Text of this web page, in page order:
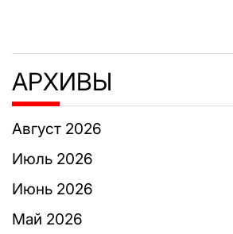
АРХИВЫ
Август 2026
Июль 2026
Июнь 2026
Май 2026